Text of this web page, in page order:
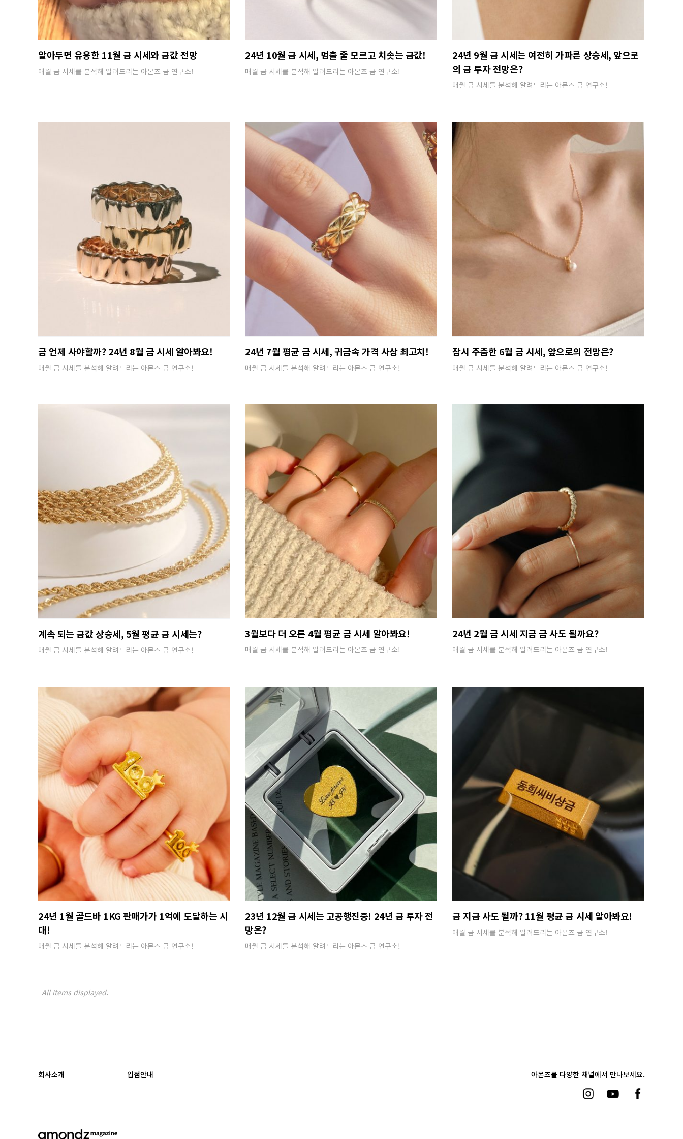
알아두면 유용한 11월 금 시세와 금값 전망
매월 금 시세를 분석해 알려드리는 아몬즈 금 연구소!
24년 10월 금 시세, 멈출 줄 모르고 치솟는 금값!
매월 금 시세를 분석해 알려드리는 아몬즈 금 연구소!
24년 9월 금 시세는 여전히 가파른 상승세, 앞으로
의 금 투자 전망은?
매월 금 시세를 분석해 알려드리는 아몬즈 금 연구소!
금 언제 사야할까? 24년 8월 금 시세 알아봐요!
매월 금 시세를 분석해 알려드리는 아몬즈 금 연구소!
24년 7월 평균 금 시세, 귀금속 가격 사상 최고치!
매월 금 시세를 분석해 알려드리는 아몬즈 금 연구소!
잠시 주춤한 6월 금 시세, 앞으로의 전망은?
매월 금 시세를 분석해 알려드리는 아몬즈 금 연구소!
계속 되는 금값 상승세, 5월 평균 금 시세는?
매월 금 시세를 분석해 알려드리는 아몬즈 금 연구소!
3월보다 더 오른 4월 평균 금 시세 알아봐요!
매월 금 시세를 분석해 알려드리는 아몬즈 금 연구소!
24년 2월 금 시세 지금 금 사도 될까요?
매월 금 시세를 분석해 알려드리는 아몬즈 금 연구소!
24년 1월 골드바 1KG 판매가가 1억에 도달하는 시
대!
매월 금 시세를 분석해 알려드리는 아몬즈 금 연구소!
23년 12월 금 시세는 고공행진중! 24년 금 투자 전
망은?
매월 금 시세를 분석해 알려드리는 아몬즈 금 연구소!
금 지금 사도 될까? 11월 평균 금 시세 알아봐요!
매월 금 시세를 분석해 알려드리는 아몬즈 금 연구소!